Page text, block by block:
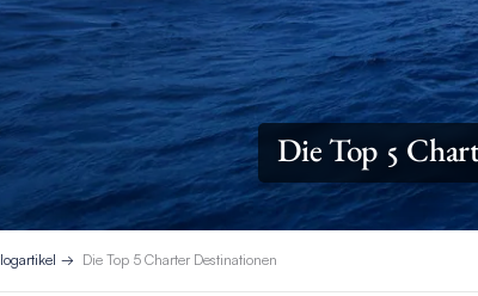
Die Top 5
Die Top 5 Charter Destinationen